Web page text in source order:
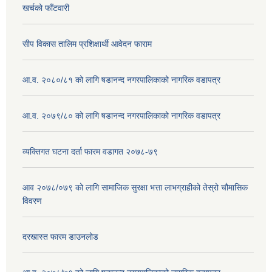
खर्चको फाँटवारी
सीप विकास तालिम प्रशिक्षार्थी आवेदन फाराम
आ.व. २०८०/८१ को लागि षडानन्द नगरपालिकाको नागरिक वडापत्र
आ.व. २०७९/८० को लागि षडानन्द नगरपालिकाको नागरिक वडापत्र
व्यक्तिगत घटना दर्ता फारम वडागत २०७८-७९
आव २०७८/०७९ को लागि सामाजिक सुरक्षा भत्ता लाभग्राहीको तेस्रो चौमासिक
विवरण
दरखास्त फारम डाउनलोड